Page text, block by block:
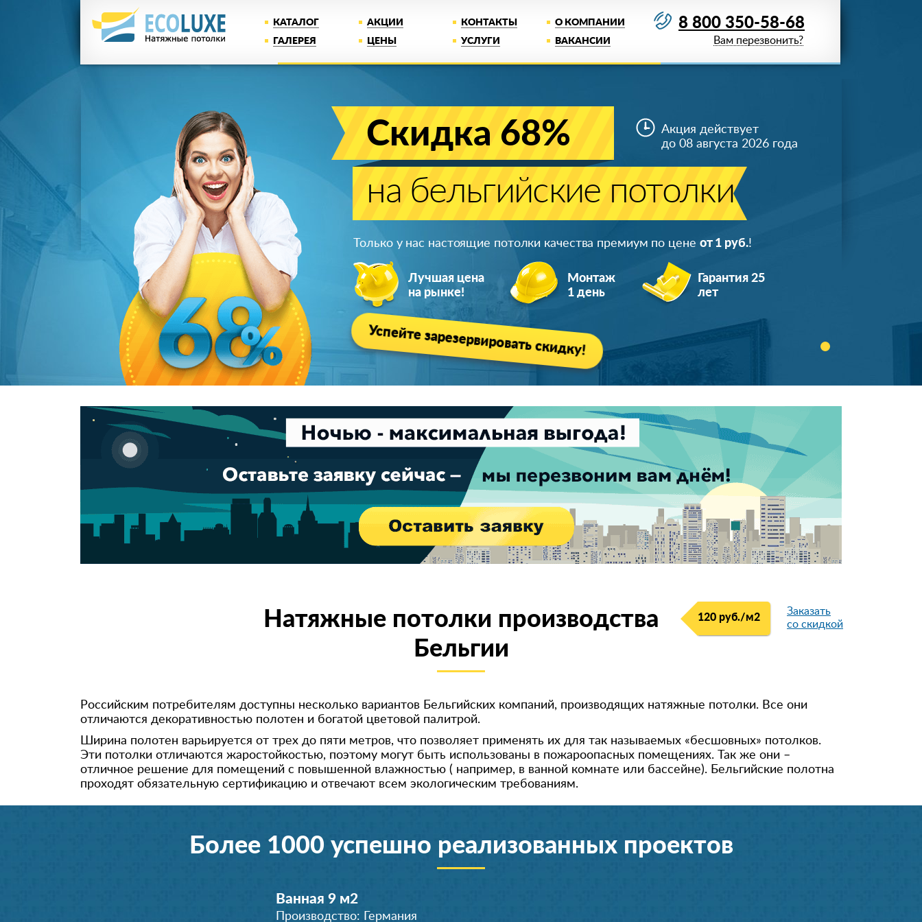
КАТАЛОГ АКЦИИ КОНТАКТЫ
О КОМПАНИИ
ГАЛЕРЕЯ
ЦЕНЫ УСЛУГИ ВАКАНСИИ
8 800 350-58-68
Вам перезвонить?
Скидка 68%
на бельгийские потолки
Акция действует
до 08 августа 2026 года
Только у нас настоящие потолки качества премиум по цене от 1 руб.!
Лучшая цена
на рынке!
Монтаж
1 день
Гарантия 25
лет
Успейте зарезервировать скидку!
120 руб./м2
Заказать
со скидкой
Натяжные потолки производства
Бельгии
Российским потребителям доступны несколько вариантов Бельгийских компаний, производящих натяжные потолки. Все они
отличаются декоративностью полотен и богатой цветовой палитрой.
Ширина полотен варьируется от трех до пяти метров, что позволяет применять их для так называемых «бесшовных» потолков.
Эти потолки отличаются жаростойкостью, поэтому могут быть использованы в пожароопасных помещениях. Так же они –
отличное решение для помещений с повышенной влажностью ( например, в ванной комнате или бассейне). Бельгийские полотна
проходят обязательную сертификацию и отвечают всем экологическим требованиям.
Более 1000 успешно реализованных проектов
Ванная 9 м2
Производство: Германия